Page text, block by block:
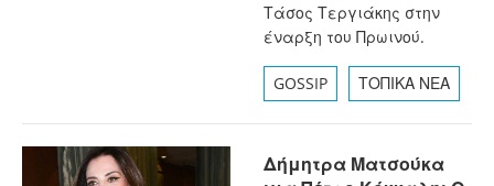
Τάσος Τεργιάκης στην
έναρξη του Πρωινού.
GOSSIP ΤΟΠΙΚΑ ΝΕΑ
Δήμητρα Ματσούκα